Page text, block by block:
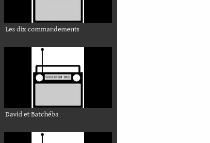
Les dix commandements
David et Batchéba